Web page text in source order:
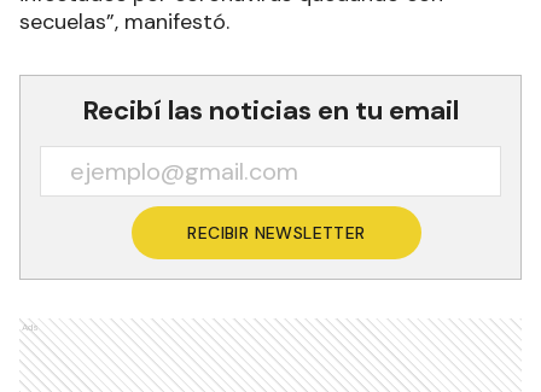
secuelas”, manifestó.
Recibí las noticias en tu email
RECIBIR NEWSLETTER
Ads